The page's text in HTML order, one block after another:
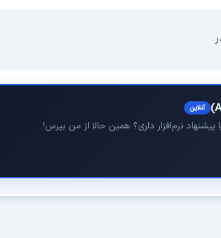
آنلاین
نرم‌افزار داری؟ همین حالا از من بپرس!